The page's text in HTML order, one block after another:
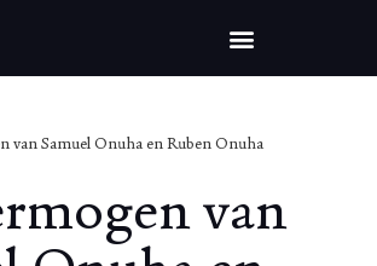
van Samuel Onuha en Ruben Onuha
van